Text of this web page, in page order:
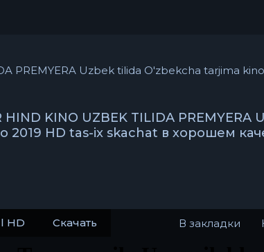
PREMYERA Uzbek tilida O'zbekcha tarjima
KINO UZBEK TILIDA PREMYERA
2019 HD tas-ix skachat в хорошем
HD Скачать В закладки